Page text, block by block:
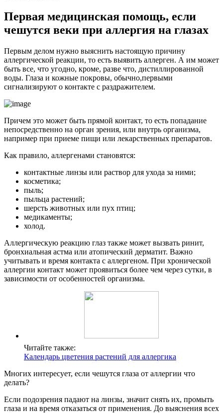
Первая медицинская помощь, если
чешутся веки при аллергия на глазах
Первым делом нужно выяснить настоящую причину
аллергической реакции, то есть выявить аллерген. А им может
быть все, что угодно, кроме, разве что, дистиллированной
воды. Глаза и кожные покровы, обычно,первыми
сигнализируют о контакте с раздражителем.
Причем это может быть прямой контакт, то есть попадание
непосредственно на орган зрения, или внутрь организма,
например при приеме пищи или лекарственных препаратов.
Как правило, аллергенами становятся:
контактные линзы или раствор для ухода за ними;
косметика;
пыль;
пыльца растений;
шерсть животных или пух птиц;
медикаменты;
холод.
Аллергическую реакцию глаз также может вызвать ринит,
бронхиальная астма или атопический дерматит. Важно
учитывать и время контакта с аллергеном. При хронической
аллергии контакт может проявиться более чем через сутки, в
зависимости от особенностей организма.
Читайте также:
Календарь цветения растений для аллергика
Многих интересует, если чешутся глаза от аллергии что
делать?
Если подозрения падают на линзы, значит снять их, промыть
глаза и на время отказаться от применения. До выяснения всех